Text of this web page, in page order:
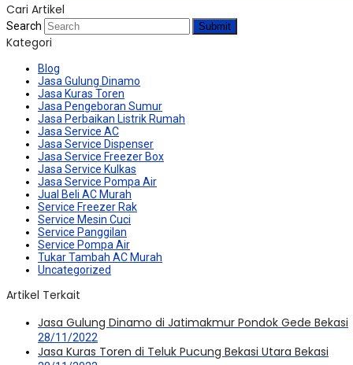
Cari Artikel
Search Submit
Kategori
Blog
Jasa Gulung Dinamo
Jasa Kuras Toren
Jasa Pengeboran Sumur
Jasa Perbaikan Listrik Rumah
Jasa Service AC
Jasa Service Dispenser
Jasa Service Freezer Box
Jasa Service Kulkas
Jasa Service Pompa Air
Jual Beli AC Murah
Service Freezer Rak
Service Mesin Cuci
Service Panggilan
Service Pompa Air
Tukar Tambah AC Murah
Uncategorized
Artikel Terkait
Jasa Gulung Dinamo di Jatimakmur Pondok Gede Bekasi
28/11/2022
Jasa Kuras Toren di Teluk Pucung Bekasi Utara Bekasi